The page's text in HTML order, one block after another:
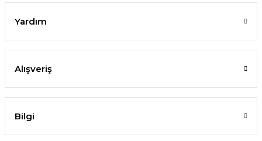
Yardım
Alışveriş
Bilgi